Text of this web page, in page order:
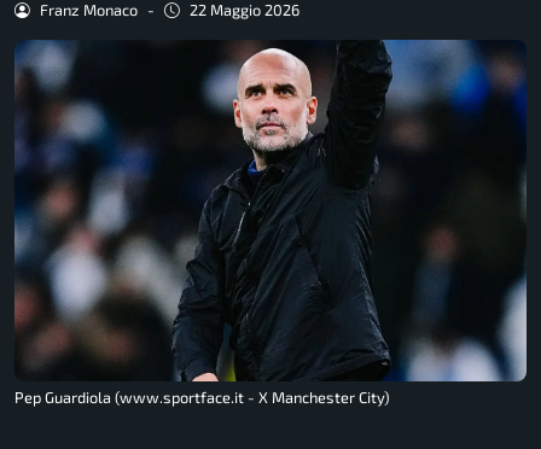
Franz Monaco - 22 Maggio 2026
Pep Guardiola (www.sportface.it - X Manchester City)